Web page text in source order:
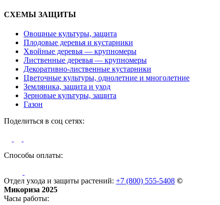
СХЕМЫ ЗАЩИТЫ
Овощные культуры, защита
Плодовые деревья и кустарники
Хвойные деревья — крупномеры
Лиственные деревья — крупномеры
Декоративно-лиственные кустарники
Цветочные культуры, однолетние и многолетние
Земляника, защита и уход
Зерновые культуры, защита
Газон
Поделиться в соц сетях:
Способы оплаты:
Отдел ухода и защиты растений: +7 (800) 555-5408 ©
Микориза 2025
Часы работы: